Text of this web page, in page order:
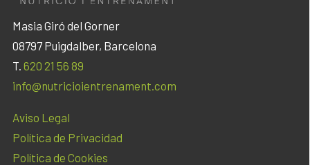
Masia Giró del Gorner
08797 Puigdalber, Barcelona
T. 620 21 56 89
info@nutricioientrenament.com
Aviso Legal
Política de Privacidad
Política de Cookies